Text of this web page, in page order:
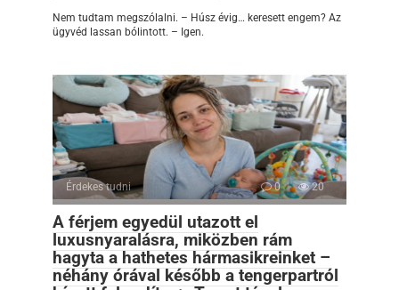
Nem tudtam megszólalni. – Húsz évig… keresett engem? Az
ügyvéd lassan bólintott. – Igen.
Érdekes tudni 0 20
A férjem egyedül utazott el
luxusnyaralásra, miközben rám
hagyta a hathetes hármasikreinket –
néhány órával később a tengerpartról